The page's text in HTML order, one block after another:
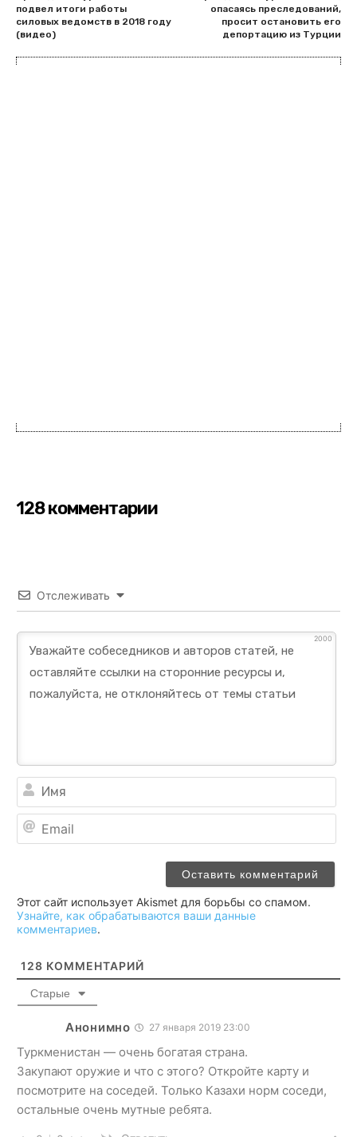
подвел итоги работы
силовых ведомств в 2018 году
(видео)
опасаясь преследований,
просит остановить его
депортацию из Турции
128 комментарии
Отслеживать
2000
Этот сайт использует Akismet для борьбы со спамом.
Узнайте, как обрабатываются ваши данные
комментариев.
128 КОММЕНТАРИЙ
Старые
Анонимно 27 января 2019 23:00
Туркменистан — очень богатая страна.
Закупают оружие и что с этого? Откройте карту и
посмотрите на соседей. Только Казахи норм соседи,
остальные очень мутные ребята.